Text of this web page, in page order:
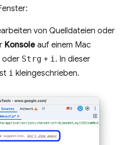
von Quelldateien oder
Konsole auf einem Mac
oder Strg + i. In dieser
i kleingeschrieben.